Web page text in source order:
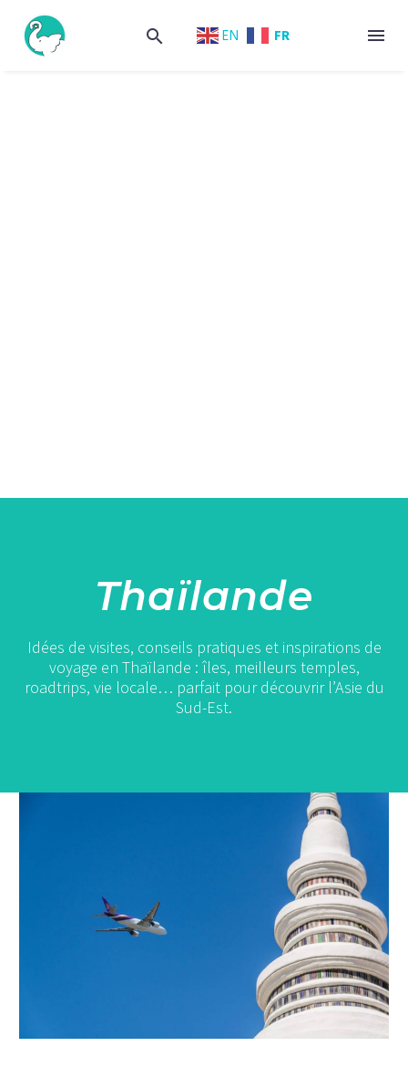
EN FR
Thaïlande
Idées de visites, conseils pratiques et inspirations de
voyage en Thaïlande : îles, meilleurs temples,
roadtrips, vie locale… parfait pour découvrir l’Asie du
Sud-Est.